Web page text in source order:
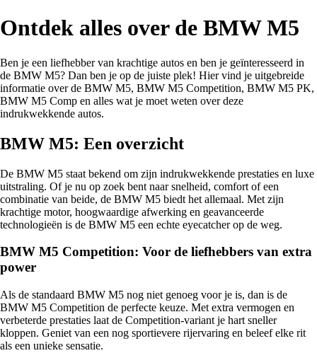
Ontdek alles over de BMW M5
Ben je een liefhebber van krachtige autos en ben je geïnteresseerd in
de BMW M5? Dan ben je op de juiste plek! Hier vind je uitgebreide
informatie over de BMW M5, BMW M5 Competition, BMW M5 PK,
BMW M5 Comp en alles wat je moet weten over deze
indrukwekkende autos.
BMW M5: Een overzicht
De BMW M5 staat bekend om zijn indrukwekkende prestaties en luxe
uitstraling. Of je nu op zoek bent naar snelheid, comfort of een
combinatie van beide, de BMW M5 biedt het allemaal. Met zijn
krachtige motor, hoogwaardige afwerking en geavanceerde
technologieën is de BMW M5 een echte eyecatcher op de weg.
BMW M5 Competition: Voor de liefhebbers van extra
power
Als de standaard BMW M5 nog niet genoeg voor je is, dan is de
BMW M5 Competition de perfecte keuze. Met extra vermogen en
verbeterde prestaties laat de Competition-variant je hart sneller
kloppen. Geniet van een nog sportievere rijervaring en beleef elke rit
als een unieke sensatie.